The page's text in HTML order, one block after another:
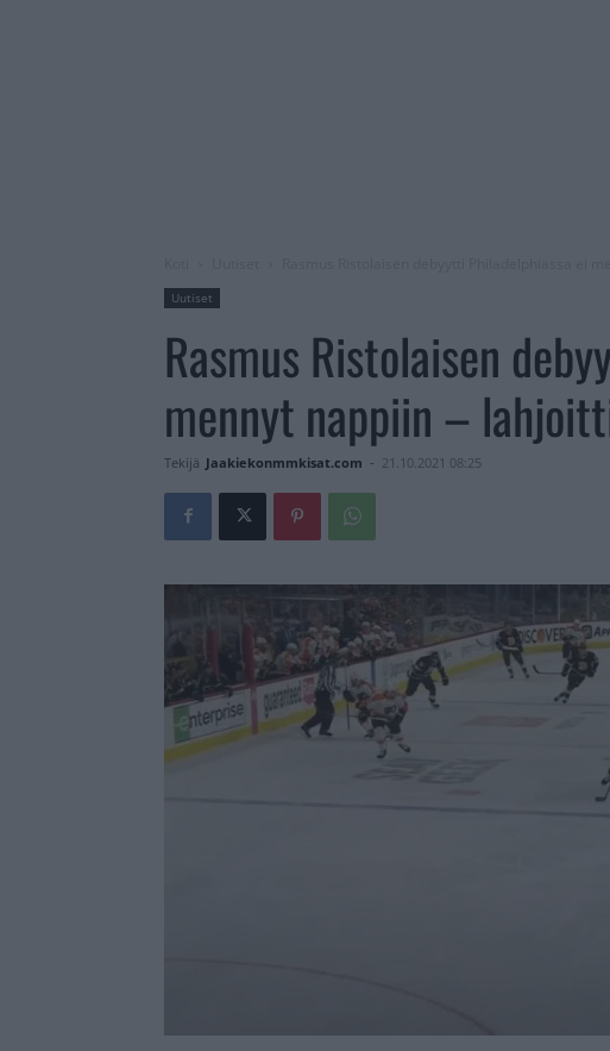
Uutiset
Rasmus Ristolaisen
mennyt nappiin –
Tekijä Jaakiekonmmkisat.com - 21.10.2021 08:25